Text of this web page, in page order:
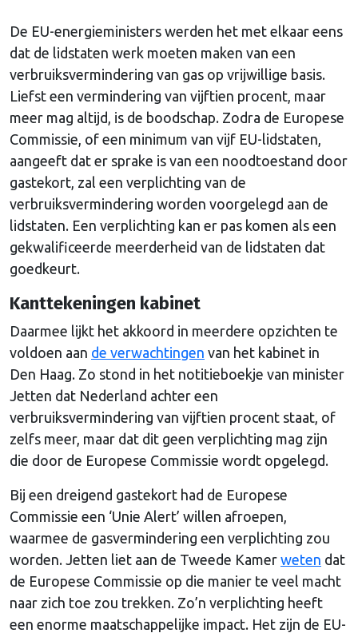
De EU-energieministers werden het met elkaar eens
dat de lidstaten werk moeten maken van een
verbruiksvermindering van gas op vrijwillige basis.
Liefst een vermindering van vijftien procent, maar
meer mag altijd, is de boodschap. Zodra de Europese
Commissie, of een minimum van vijf EU-lidstaten,
aangeeft dat er sprake is van een noodtoestand door
gastekort, zal een verplichting van de
verbruiksvermindering worden voorgelegd aan de
lidstaten. Een verplichting kan er pas komen als een
gekwalificeerde meerderheid van de lidstaten dat
goedkeurt.
Kanttekeningen kabinet
Daarmee lijkt het akkoord in meerdere opzichten te
voldoen aan de verwachtingen van het kabinet in
Den Haag. Zo stond in het notitieboekje van minister
Jetten dat Nederland achter een
verbruiksvermindering van vijftien procent staat, of
zelfs meer, maar dat dit geen verplichting mag zijn
die door de Europese Commissie wordt opgelegd.
Bij een dreigend gastekort had de Europese
Commissie een ‘Unie Alert’ willen afroepen,
waarmee de gasvermindering een verplichting zou
worden. Jetten liet aan de Tweede Kamer weten dat
de Europese Commissie op die manier te veel macht
naar zich toe zou trekken. Zo’n verplichting heeft
een enorme maatschappelijke impact. Het zijn de EU-